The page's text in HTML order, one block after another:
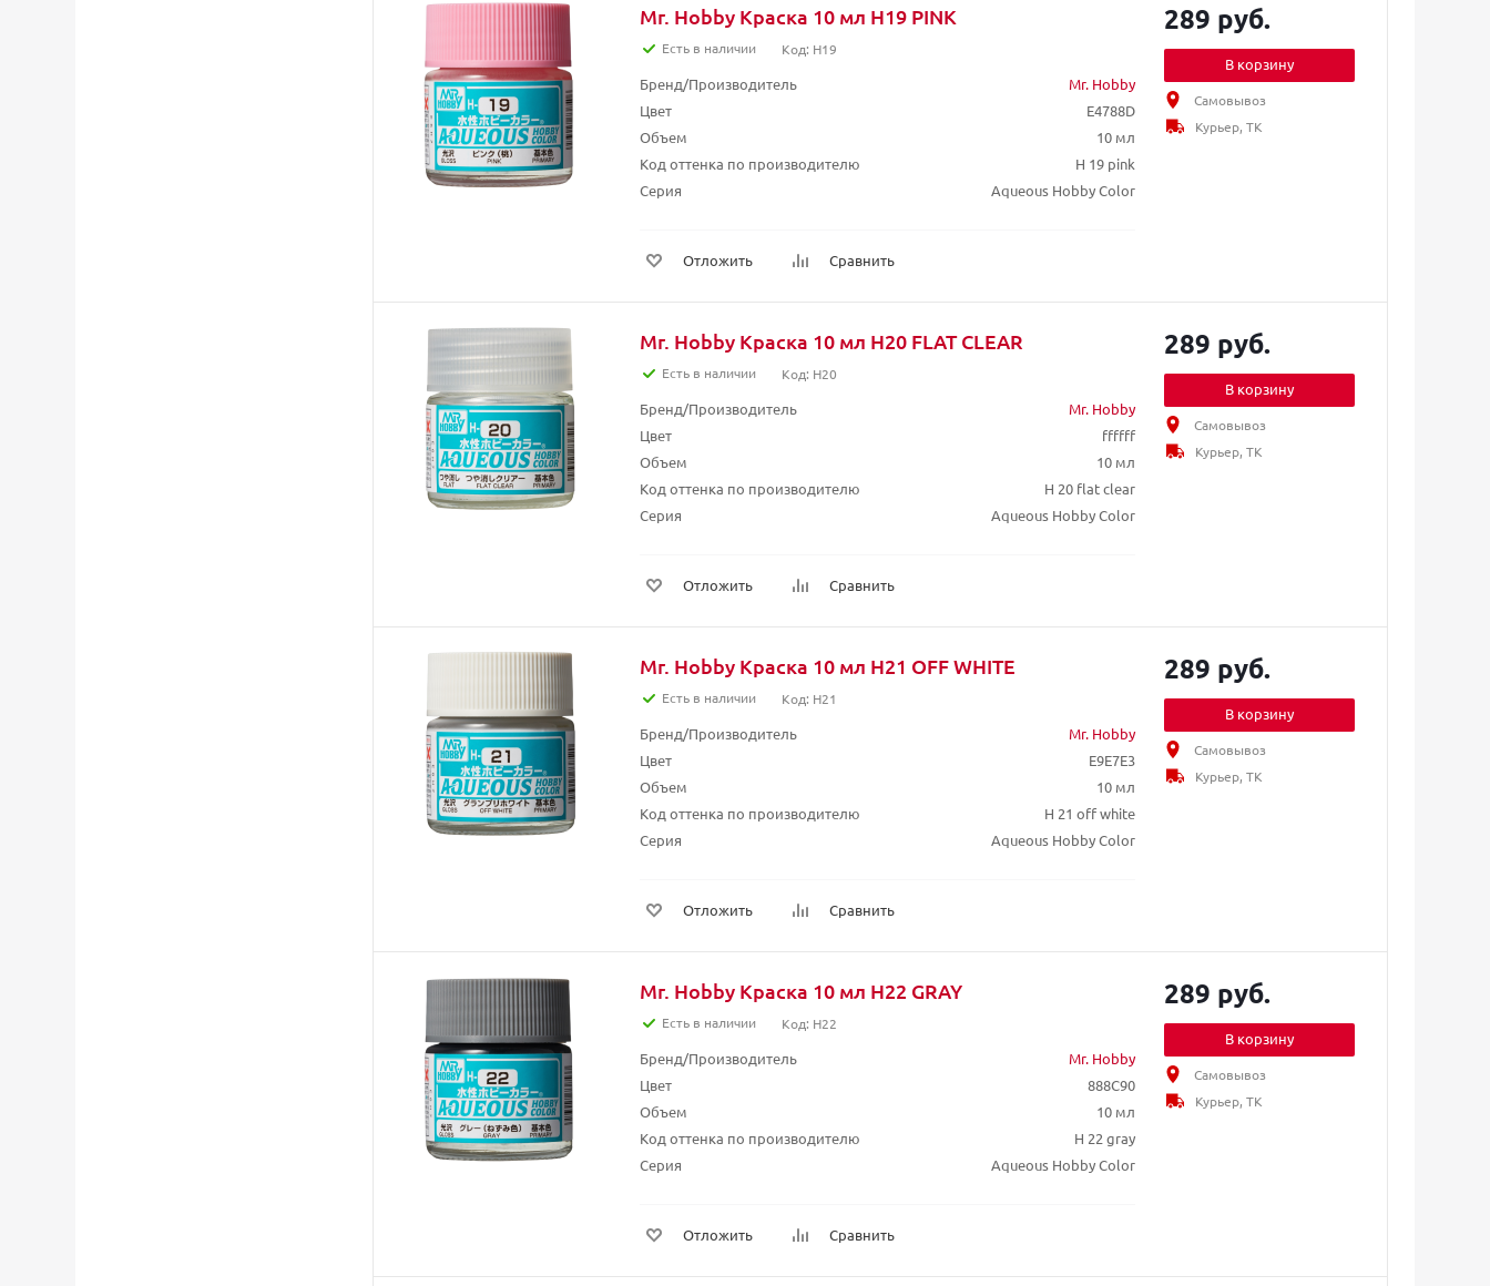
Mr. Hobby Краска 10 мл H19 PINK
Есть в наличии Код: H19
Бренд/Производитель
Mr. Hobby
Цвет
E4788D
Объем
10 мл
Код оттенка по производителю
H 19 pink
Серия
Aqueous Hobby Color
Отложить Сравнить
289 руб.
В корзину
Самовывоз
Курьер, ТК
Mr. Hobby Краска 10 мл H20 FLAT CLEAR
Есть в наличии Код: H20
Бренд/Производитель
Mr. Hobby
Цвет
ffffff
Объем
10 мл
Код оттенка по производителю
H 20 flat clear
Серия
Aqueous Hobby Color
Отложить Сравнить
289 руб.
В корзину
Самовывоз
Курьер, ТК
Mr. Hobby Краска 10 мл H21 OFF WHITE
Есть в наличии Код: H21
Бренд/Производитель
Mr. Hobby
Цвет
E9E7E3
Объем
10 мл
Код оттенка по производителю
H 21 off white
Серия
Aqueous Hobby Color
Отложить Сравнить
289 руб.
В корзину
Самовывоз
Курьер, ТК
Mr. Hobby Краска 10 мл H22 GRAY
Есть в наличии Код: H22
Бренд/Производитель
Mr. Hobby
Цвет
888C90
Объем
10 мл
Код оттенка по производителю
H 22 gray
Серия
Aqueous Hobby Color
Отложить Сравнить
289 руб.
В корзину
Самовывоз
Курьер, ТК